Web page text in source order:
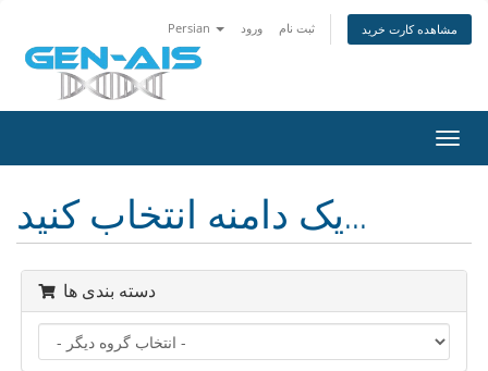
Persian ورود ثبت نام مشاهده کارت خرید
تغییر
یک دامنه انتخاب کنید...
دسته بندی ها